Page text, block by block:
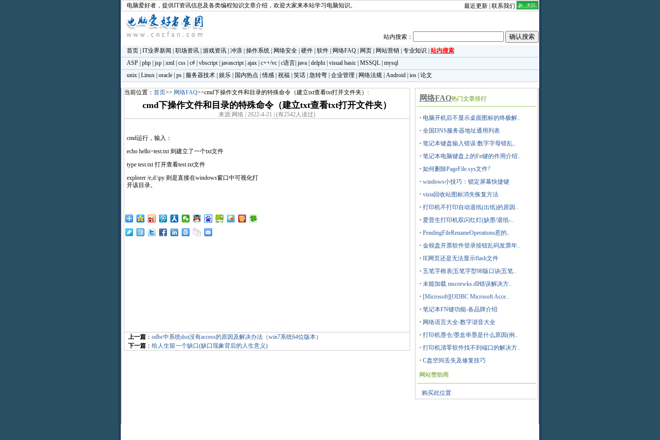
电脑爱好者 ，提供IT资讯信息及各类编程知识文章介绍，欢迎大家来本站学习电脑知识。 最近更新 联系我们
站内搜索：
首页| IT业界新闻 职场资讯| 游戏资讯| 冲浪 操作系统| 网络安全| 硬件| 软件| 网络FAQ| 网页| 网站营销| 专业知识
站内搜索
ASP| php| jsp| xml| css| c#| vbscript| javascript| ajax| c++/vc| c语言| java| delphi| visual basic| MSSQL| mysql
unix| Linux| oracle| ps| 服务器技术| 娱乐| 国内热点 |情感| 祝福| 笑话| 急转弯| 企业管理 网络法规| Android| ios| 论文
当前位置： 首页>> 网络FAQ>>cmd下操作文件和目录的特殊命令（建立txt查看txt打开文件夹）:
cmd下操作文件和目录的特殊命令（建立txt查看txt打开文件夹）
来源:网络 | 2022-4-21 | (有2542人读过)
cmd运行，输入：
echo hello>test.txt 则建立了一个txt文件
type test.txt 打开查看test.txt文件
explorer /e,d:\py 则是直接在windows窗口中可视化打
开该目录。
上一篇 ： odbc中系统dsn没有access的原因及解决办法（win7系统64位版本）
下一篇 ： 给人生留一个缺口(缺口现象背后的人生意义)
网络FAQ热门文章排行
• 电脑开机后不显示桌面图标的终极解..
• 全国DNS服务器地址通用列表
• 笔记本键盘输入错误:数字字母错乱..
• 笔记本电脑键盘上的Fn键的作用介绍..
• 如何删除PageFile.sys文件?
• windows小技巧：锁定屏幕快捷键
• vista回收站图标消失恢复方法
• 打印机不打印自动退纸(出纸)的原因..
• 爱普生打印机双闪红灯(缺墨/退纸-..
• PendingFileRenameOperations惹的..
• 金税盘开票软件登录按钮乱码发票年..
• IE网页还是无法显示flash文件
• 五笔字根表|五笔字型98版口诀|五笔..
• 未能加载 mscorwks.dll错误解决方..
• [Microsoft][ODBC Microsoft Acce..
• 笔记本FN键功能-各品牌介绍
• 网络语言大全-数字谐音大全
• 打印机墨仓/墨盒串墨是什么原因(例..
• 打印机清零软件找不到端口的解决方..
• C盘空间丢失及修复技巧
网站赞助商
购买此位置